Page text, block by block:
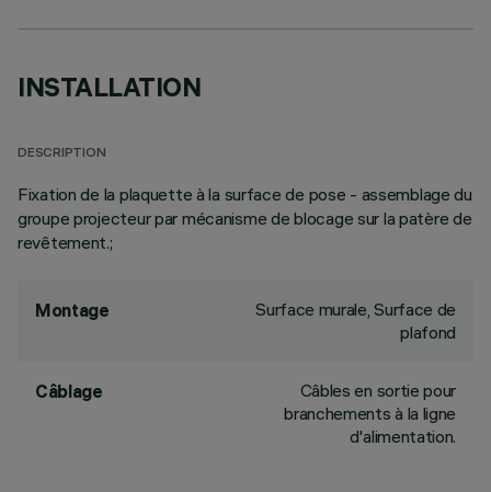
INSTALLATION
DESCRIPTION
Fixation de la plaquette à la surface de pose - assemblage du
groupe projecteur par mécanisme de blocage sur la patère de
revêtement.;
Montage
Surface murale, Surface de
plafond
Câblage
Câbles en sortie pour
branchements à la ligne
d'alimentation.